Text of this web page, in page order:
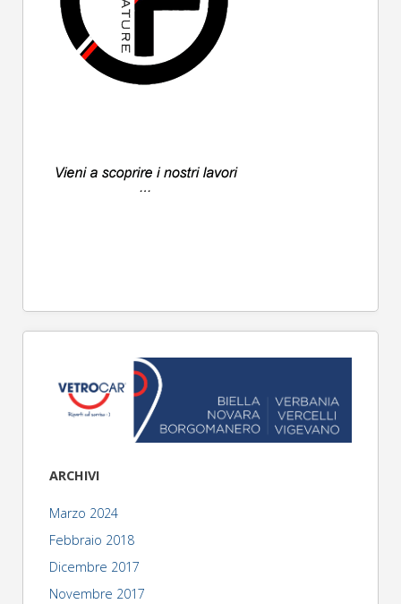
ARCHIVI
Marzo 2024
Febbraio 2018
Dicembre 2017
Novembre 2017